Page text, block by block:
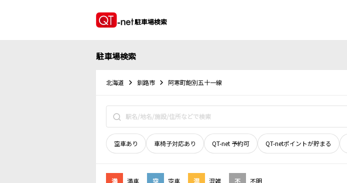
駐車場検索
駐車場検索
北海道 釧路市 阿寒町飽別五十一線
空車あり 車椅子対応あり QT-net 予約可 QT-netポイントが貯まる
満 満車 空 空車 混 混雑 不 不明